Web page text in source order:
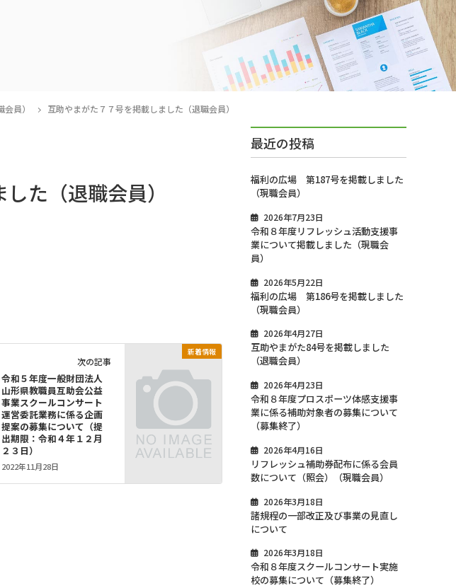
員） 互助やまがた７７号を掲載しました（退職会員）
た（退職会員）
新着情報
次の記事
令和５年度一般財団法人
山形県教職員互助会公益
事業スクールコンサート
運営委託業務に係る企画
提案の募集について（提
出期限：令和４年１２月
２３日）
2022年11月28日
最近の投稿
福利の広場 第187号を掲載しました
（現職会員）
2026年7月23日
令和８年度リフレッシュ活動支援事
業について掲載しました（現職会
員）
2026年5月22日
福利の広場 第186号を掲載しました
（現職会員）
2026年4月27日
互助やまがた84号を掲載しました
（退職会員）
2026年4月23日
令和８年度プロスポーツ体感支援事
業に係る補助対象者の募集について
（募集終了）
2026年4月16日
リフレッシュ補助券配布に係る会員
数について（照会）（現職会員）
2026年3月18日
諸規程の一部改正及び事業の見直し
について
2026年3月18日
令和８年度スクールコンサート実施
校の募集について（募集終了）